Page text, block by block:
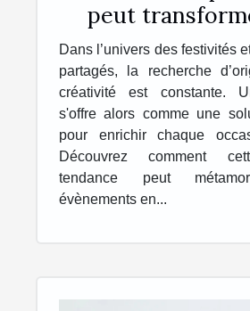
peut
événements en
Dans l’univers des festivités
partagés, la recherche
créativité est constante.
s'offre alors comme une
pour enrichir chaque
Découvrez comment
tendance peut
évènements en...